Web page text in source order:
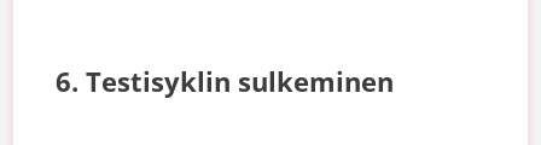
6. Testisyklin sulkeminen